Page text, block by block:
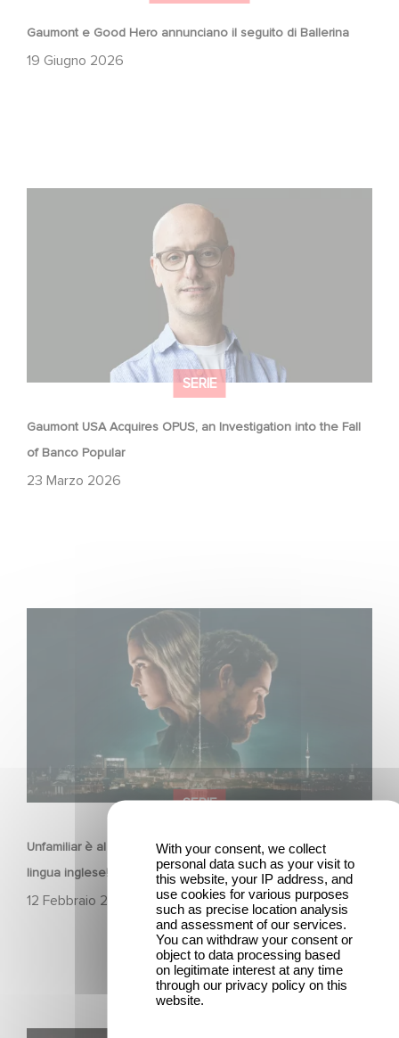
Gaumont e Good Hero annunciano il seguito di Ballerina
19 Giugno 2026
SERIE
Gaumont USA Acquires OPUS, an Investigation into the Fall
of Banco Popular
23 Marzo 2026
Gaumont USA Acquires OPUS, an Investigation into the
SERIE
Unfamiliar è al n. 1 nella Top 10 di Netflix delle serie non in
lingua inglese!
12 Febbraio 2026
Unfamiliar è al n. 1 nella Top 10 di Netflix delle serie non in
With your consent, we collect
personal data such as your visit to
this website, your IP address, and
use cookies for various purposes
such as precise location analysis
and assessment of our services.
You can withdraw your consent or
object to data processing based
on legitimate interest at any time
through our privacy policy on this
website.